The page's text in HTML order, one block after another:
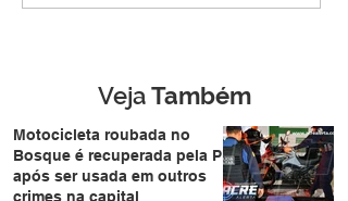
VejaTambém
Motocicleta roubada no
Bosque é recuperada pela PM
após ser usada em outros
crimes na capital